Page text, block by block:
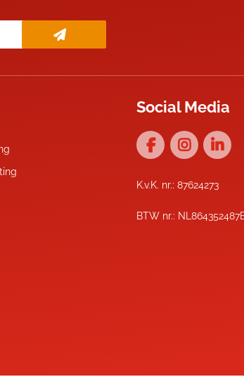
Social Media
K.v.K. nr.: 87624273
BTW nr.: